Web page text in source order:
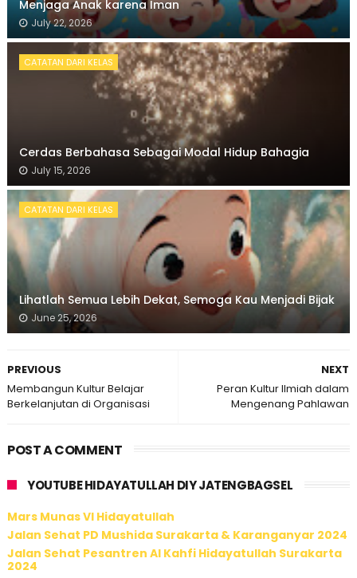
Menjaga Anak karena Iman
July 22, 2026
CATATAN DARI KELAS
Cerdas Berbahasa Sebagai Modal Hidup Bahagia
July 15, 2026
CATATAN DARI KELAS
Lihatlah Semua Lebih Dekat, Semoga Kau Menjadi Bijak
June 25, 2026
NEXT
Peran Kultur Ilmiah dalam
Mengenang Pahlawan
PREVIOUS
Membangun Kultur Belajar
Berkelanjutan di Organisasi
POST A COMMENT
YOUTUBE HIDAYATULLAH DIY JATENGBAGSEL
Mars Munas VI Hidayatullah
Jalan Sehat PD Mushida Surakarta & Karanganyar 2024
Jalan Sehat Pesantren Al Kahfi Hidayatullah Surakarta
2024